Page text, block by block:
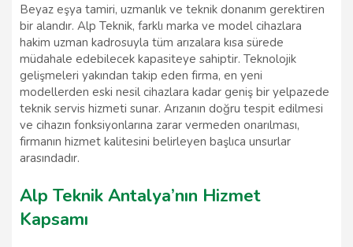
Beyaz eşya tamiri, uzmanlık ve teknik donanım gerektiren
bir alandır. Alp Teknik, farklı marka ve model cihazlara
hakim uzman kadrosuyla tüm arızalara kısa sürede
müdahale edebilecek kapasiteye sahiptir. Teknolojik
gelişmeleri yakından takip eden firma, en yeni
modellerden eski nesil cihazlara kadar geniş bir yelpazede
teknik servis hizmeti sunar. Arızanın doğru tespit edilmesi
ve cihazın fonksiyonlarına zarar vermeden onarılması,
firmanın hizmet kalitesini belirleyen başlıca unsurlar
arasındadır.
Alp Teknik Antalya’nın Hizmet
Kapsamı